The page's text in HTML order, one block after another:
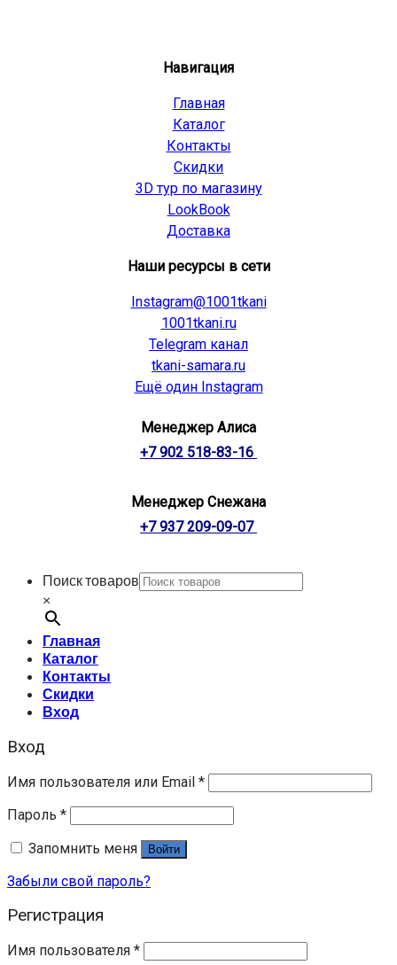
Навигация
Главная
Каталог
Контакты
Скидки
3D тур по магазину
LookBook
Доставка
Наши ресурсы в сети
Instagram@1001tkani
1001tkani.ru
Telegram канал
tkani-samara.ru
Ещё один Instagram
Менеджер Алиса
+7 902 518-83-16
Менеджер Снежана
+7 937 209-09-07
Поиск товаров
×
Главная
Каталог
Контакты
Скидки
Вход
Вход
Имя пользователя или Email *
Пароль *
Запомнить меня
Войти
Забыли свой пароль?
Регистрация
Имя пользователя *